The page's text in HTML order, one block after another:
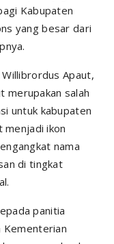
Kabupaten
yang besar dari
Apaut,
merupakan salah
untuk kabupaten
menjadi ikon
nama
di tingkat
panitia
Kementerian